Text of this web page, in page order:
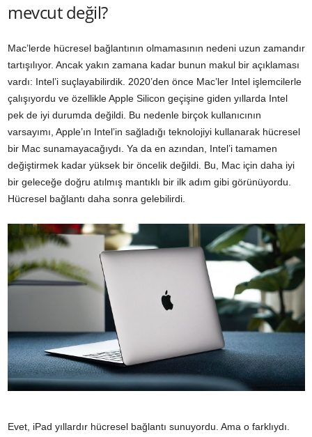
mevcut değil?
Mac’lerde hücresel bağlantının olmamasının nedeni uzun zamandır
tartışılıyor. Ancak yakın zamana kadar bunun makul bir açıklaması
vardı: Intel’i suçlayabilirdik. 2020’den önce Mac’ler Intel işlemcilerle
çalışıyordu ve özellikle Apple Silicon geçişine giden yıllarda Intel
pek de iyi durumda değildi. Bu nedenle birçok kullanıcının
varsayımı, Apple’ın Intel’in sağladığı teknolojiyi kullanarak hücresel
bir Mac sunamayacağıydı. Ya da en azından, Intel’i tamamen
değiştirmek kadar yüksek bir öncelik değildi. Bu, Mac için daha iyi
bir geleceğe doğru atılmış mantıklı bir ilk adım gibi görünüyordu.
Hücresel bağlantı daha sonra gelebilirdi.
Evet, iPad yıllardır hücresel bağlantı sunuyordu. Ama o farklıydı.